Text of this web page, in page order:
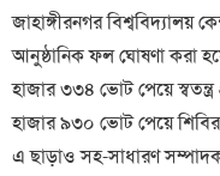
জাহাঙ্গীরনগর বিশ্ববিদ্যালয়
আনুষ্ঠানিক ফল ঘোষণা করা
হাজার ৩৩৪ ভোট পেয়ে
হাজার ৯৩০ ভোট পেয়ে
এ ছাড়াও সহ-সাধারণ